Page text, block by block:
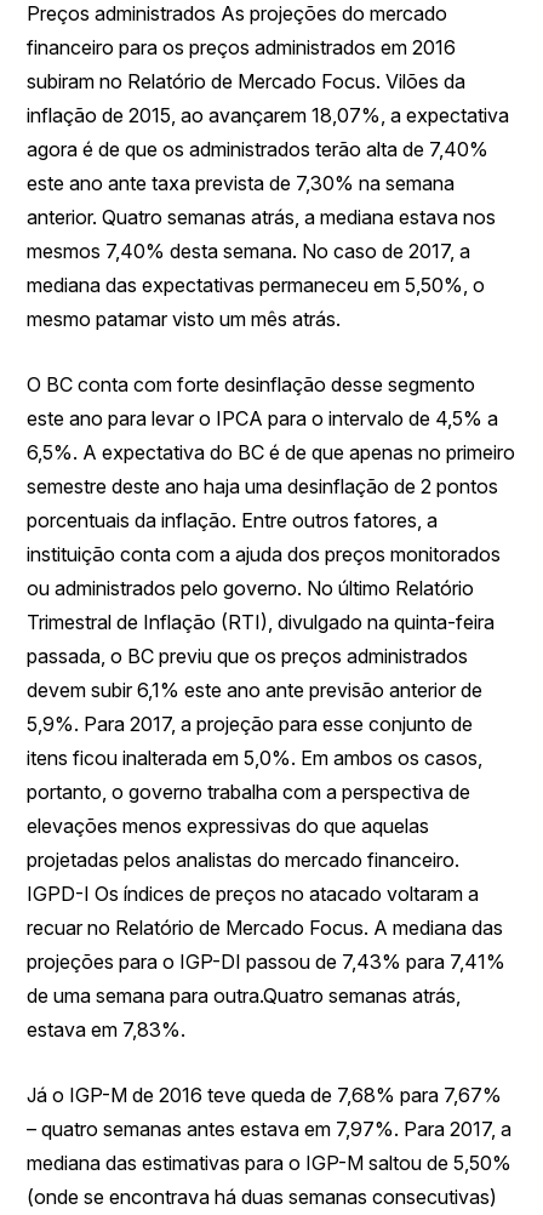
Preços administrados As projeções do mercado
financeiro para os preços administrados em 2016
subiram no Relatório de Mercado Focus. Vilões da
inflação de 2015, ao avançarem 18,07%, a expectativa
agora é de que os administrados terão alta de 7,40%
este ano ante taxa prevista de 7,30% na semana
anterior. Quatro semanas atrás, a mediana estava nos
mesmos 7,40% desta semana. No caso de 2017, a
mediana das expectativas permaneceu em 5,50%, o
mesmo patamar visto um mês atrás.
O BC conta com forte desinflação desse segmento
este ano para levar o IPCA para o intervalo de 4,5% a
6,5%. A expectativa do BC é de que apenas no primeiro
semestre deste ano haja uma desinflação de 2 pontos
porcentuais da inflação. Entre outros fatores, a
instituição conta com a ajuda dos preços monitorados
ou administrados pelo governo. No último Relatório
Trimestral de Inflação (RTI), divulgado na quinta-feira
passada, o BC previu que os preços administrados
devem subir 6,1% este ano ante previsão anterior de
5,9%. Para 2017, a projeção para esse conjunto de
itens ficou inalterada em 5,0%. Em ambos os casos,
portanto, o governo trabalha com a perspectiva de
elevações menos expressivas do que aquelas
projetadas pelos analistas do mercado financeiro.
IGPD-I Os índices de preços no atacado voltaram a
recuar no Relatório de Mercado Focus. A mediana das
projeções para o IGP-DI passou de 7,43% para 7,41%
de uma semana para outra.Quatro semanas atrás,
estava em 7,83%.
Já o IGP-M de 2016 teve queda de 7,68% para 7,67%
– quatro semanas antes estava em 7,97%. Para 2017, a
mediana das estimativas para o IGP-M saltou de 5,50%
(onde se encontrava há duas semanas consecutivas)